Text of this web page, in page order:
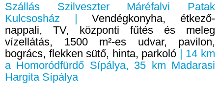
Szállás Szilveszter Máréfalvi Patak
Kulcsosház |Vendégkonyha, étkező-
nappali, TV, központi fűtés és meleg
vízellátás, 1500 m²-es udvar, pavilon,
bogrács, flekken sütő, hinta, parkoló | 14 km
a Homoródfürdő Sípálya, 35 km Madarasi
Hargita Sípálya